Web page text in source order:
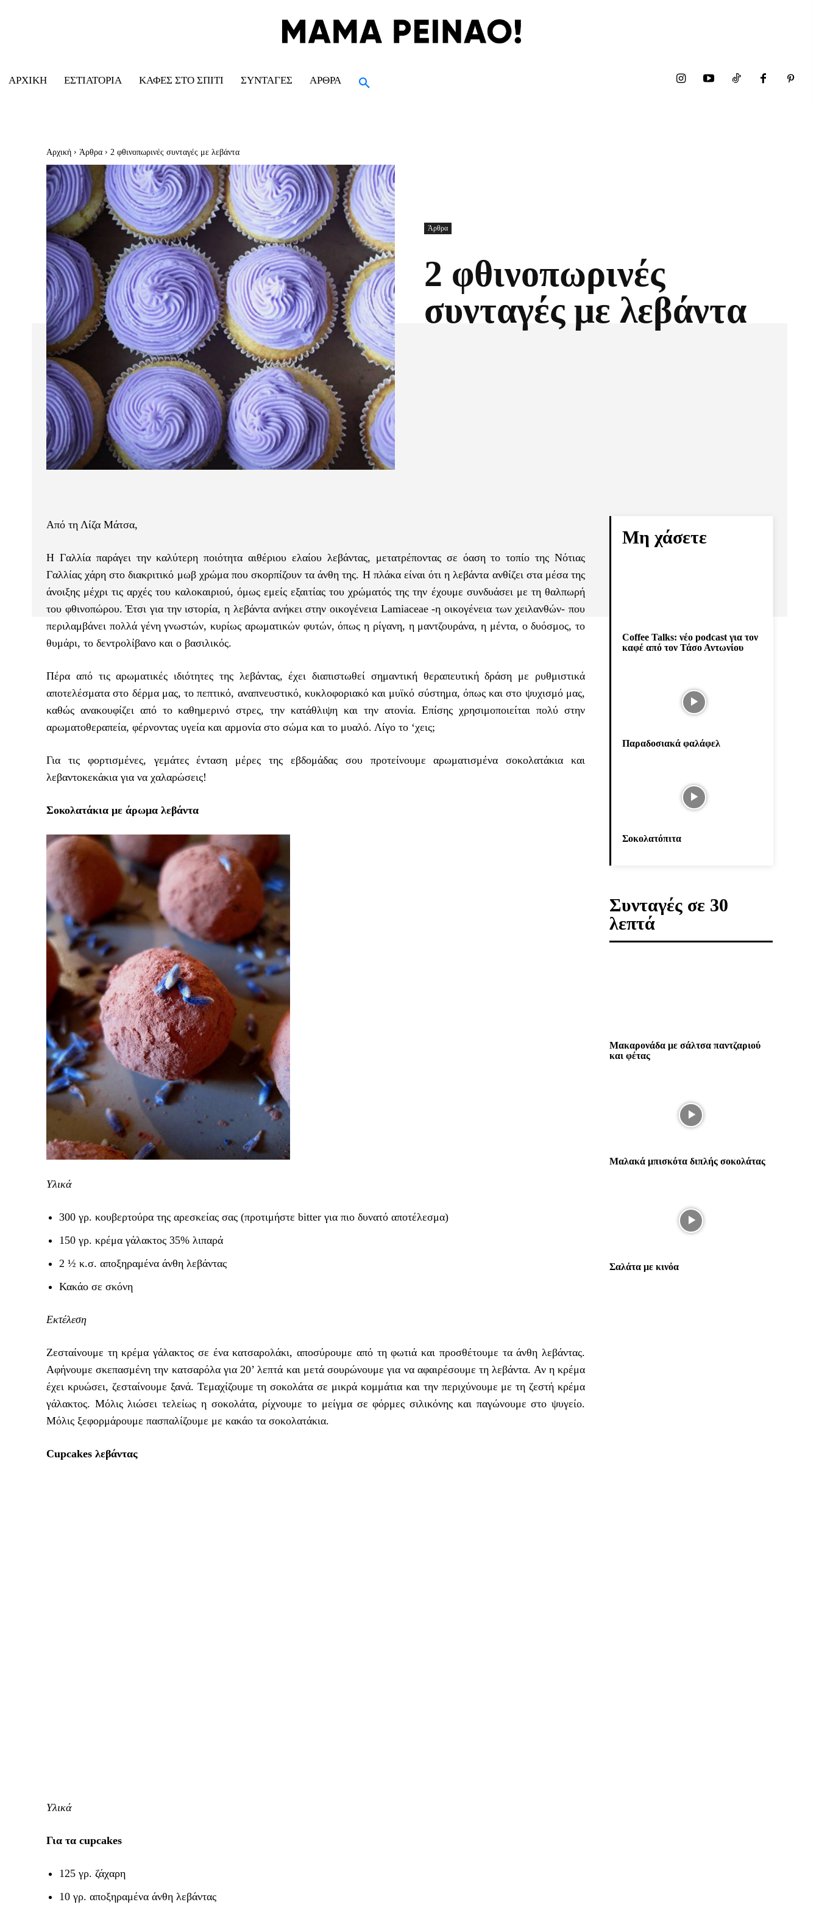
ΑΡΧΙΚΉ ΕΣΤΙΑΤΌΡΙΑ ΚΑΦΈΣ ΣΤΟ ΣΠΊΤΙ ΣΥΝΤΑΓΈΣ ΆΡΘΡΑ
Αρχική Άρθρα 2 φθινοπωρινές συνταγές με λεβάντα
Άρθρα
2 φθινοπωρινές
συνταγές με λεβάντα
Από τη Λίζα Μάτσα,
Η Γαλλία παράγει την καλύτερη ποιότητα αιθέριου ελαίου λεβάντας, μετατρέποντας σε όαση το τοπίο της Νότιας
Γαλλίας χάρη στο διακριτικό μωβ χρώμα που σκορπίζουν τα άνθη της. Η πλάκα είναι ότι η λεβάντα ανθίζει στα μέσα της
άνοιξης μέχρι τις αρχές του καλοκαιριού, όμως εμείς εξαιτίας του χρώματός της την έχουμε συνδυάσει με τη θαλπωρή
του φθινοπώρου. Έτσι για την ιστορία, η λεβάντα ανήκει στην οικογένεια Lamiaceae -η οικογένεια των χειλανθών- που
περιλαμβάνει πολλά γένη γνωστών, κυρίως αρωματικών φυτών, όπως η ρίγανη, η μαντζουράνα, η μέντα, ο δυόσμος, το
θυμάρι, το δεντρολίβανο και ο βασιλικός.
Πέρα από τις αρωματικές ιδιότητες της λεβάντας, έχει διαπιστωθεί σημαντική θεραπευτική δράση με ρυθμιστικά
αποτελέσματα στο δέρμα μας, το πεπτικό, αναπνευστικό, κυκλοφοριακό και μυϊκό σύστημα, όπως και στο ψυχισμό μας,
καθώς ανακουφίζει από το καθημερινό στρες, την κατάθλιψη και την ατονία. Επίσης χρησιμοποιείται πολύ στην
αρωματοθεραπεία, φέρνοντας υγεία και αρμονία στο σώμα και το μυαλό. Λίγο το ‘χεις;
Για τις φορτισμένες, γεμάτες ένταση μέρες της εβδομάδας σου προτείνουμε αρωματισμένα σοκολατάκια και
λεβαντοκεκάκια για να χαλαρώσεις!
Σοκολατάκια με άρωμα λεβάντα
Υλικά
300 γρ. κουβερτούρα της αρεσκείας σας (προτιμήστε bitter για πιο δυνατό αποτέλεσμα)
150 γρ. κρέμα γάλακτος 35% λιπαρά
2 ½ κ.σ. αποξηραμένα άνθη λεβάντας
Κακάο σε σκόνη
Εκτέλεση
Ζεσταίνουμε τη κρέμα γάλακτος σε ένα κατσαρολάκι, αποσύρουμε από τη φωτιά και προσθέτουμε τα άνθη λεβάντας.
Αφήνουμε σκεπασμένη την κατσαρόλα για 20’ λεπτά και μετά σουρώνουμε για να αφαιρέσουμε τη λεβάντα. Αν η κρέμα
έχει κρυώσει, ζεσταίνουμε ξανά. Τεμαχίζουμε τη σοκολάτα σε μικρά κομμάτια και την περιχύνουμε με τη ζεστή κρέμα
γάλακτος. Μόλις λιώσει τελείως η σοκολάτα, ρίχνουμε το μείγμα σε φόρμες σιλικόνης και παγώνουμε στο ψυγείο.
Μόλις ξεφορμάρουμε πασπαλίζουμε με κακάο τα σοκολατάκια.
Cupcakes λεβάντας
Υλικά
Για τα cupcakes
125 γρ. ζάχαρη
10 γρ. αποξηραμένα άνθη λεβάντας
Μη χάσετε
Coffee Talks: νέο podcast για τον
καφέ από τον Τάσο Αντωνίου
Παραδοσιακά φαλάφελ
Σοκολατόπιτα
Συνταγές σε 30
λεπτά
Μακαρονάδα με σάλτσα παντζαριού
και φέτας
Μαλακά μπισκότα διπλής σοκολάτας
Σαλάτα με κινόα